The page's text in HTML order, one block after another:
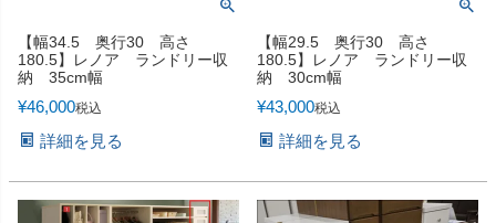
【幅34.5 奥行30 高さ
180.5】レノア ランドリー収
納 35cm幅
¥46,000税込
詳細を見る
【幅29.5 奥行30 高さ
180.5】レノア ランドリー収
納 30cm幅
¥43,000税込
詳細を見る